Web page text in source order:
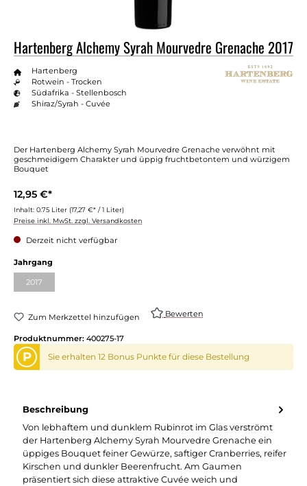
Hartenberg Alchemy Syrah Mourvedre Grenache 2017
Hartenberg
Rotwein - Trocken
Südafrika - Stellenbosch
Shiraz/Syrah - Cuvée
Der Hartenberg Alchemy Syrah Mourvedre Grenache verwöhnt mit
geschmeidigem Charakter und üppig fruchtbetontem und würzigem
Bouquet
12,95 €*
Inhalt: 0.75 Liter (17,27 €* / 1 Liter)
Preise inkl. MwSt. zzgl. Versandkosten
Derzeit nicht verfügbar
Jahrgang
2017
Zum Merkzettel hinzufügen Bewerten
Produktnummer: 400275-17
P Sie erhalten 12 Bonus Punkte für diese Bestellung
Beschreibung
Von lebhaftem und dunklem Rubinrot im Glas verströmt
der Hartenberg Alchemy Syrah Mourvedre Grenache ein
üppiges Bouquet feiner Gewürze, saftiger Cranberries, reifer
Kirschen und dunkler Beerenfrucht. Am Gaumen
präsentiert sich diese attraktive Cuvée weich und